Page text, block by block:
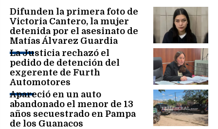
Difunden la primera foto de
Victoria Cantero, la mujer
detenida por el asesinato de
Matías Álvarez Guardia
La Justicia rechazó el
pedido de detención del
exgerente de Furth
Automotores
Apareció en un auto
abandonado el menor de 13
años secuestrado en Pampa
de los Guanacos